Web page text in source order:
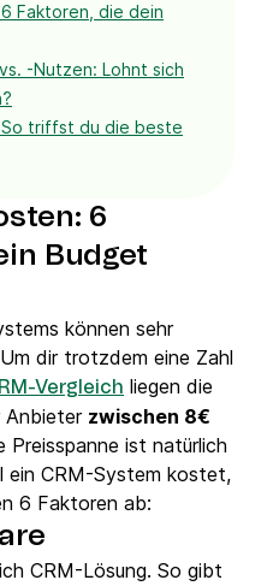
Faktoren, die dein
-Nutzen: Lohnt sich
So triffst du die beste
6
Budget
können sehr
dir trotzdem eine Zahl
Vergleich liegen die
Anbieter zwischen 8€
Preisspanne ist natürlich
ein CRM-System kostet,
6 Faktoren ab:
CRM-Lösung. So gibt